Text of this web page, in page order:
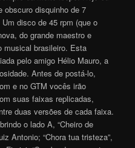
obscuro disquinho de 7
Um disco de 45 rpm (que o
do grande maestro e
musical brasileiro. Esta
pelo amigo Hélio Mauro, a
Antes de postá-lo,
e no GTM vocês irão
suas faixas replicadas,
duas versões de cada faixa.
o lado A, “Cheiro de
Antonio; “Chora tua tristeza”,